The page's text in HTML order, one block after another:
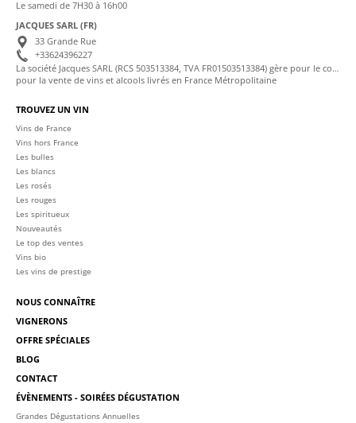
Le samedi de 7H30 à 16h00
JACQUES SARL (FR)
33 Grande Rue
+33624396227
La société Jacques SARL (RCS 503513384, TVA FR01503513384) gère pour le compte de La Cave des Sommeliers les transactions bancaires et la facturation
pour la vente de vins et alcools livrés en France Métropolitaine
TROUVEZ UN VIN
Vins de France
Vins hors France
Les bulles
Les blancs
Les rosés
Les rouges
Les spiritueux
Nouveautés
Le top des ventes
Vins bio
Les vins de prestige
NOUS CONNAÎTRE
VIGNERONS
OFFRE SPÉCIALES
BLOG
CONTACT
ÉVÈNEMENTS - SOIRÉES DÉGUSTATION
Grandes Dégustations Annuelles